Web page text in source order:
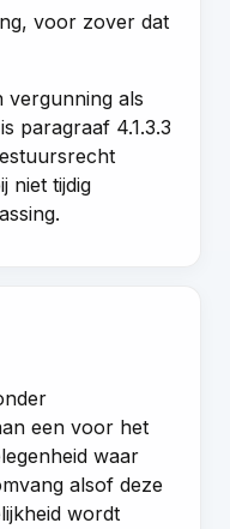
voor zover dat
vergunning als
paragraaf 4.1.3.3
niet tijdig
een voor het
waar
alsof deze
wordt